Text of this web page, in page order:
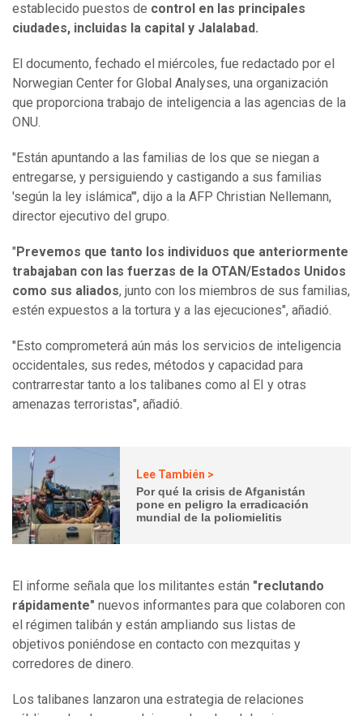
establecido puestos de control en las principales
ciudades, incluidas la capital y Jalalabad.
El documento, fechado el miércoles, fue redactado por el
Norwegian Center for Global Analyses, una organización
que proporciona trabajo de inteligencia a las agencias de la
ONU.
"Están apuntando a las familias de los que se niegan a
entregarse, y persiguiendo y castigando a sus familias
'según la ley islámica'", dijo a la AFP Christian Nellemann,
director ejecutivo del grupo.
" Prevemos que tanto los individuos que anteriormente
trabajaban con las fuerzas de la OTAN/Estados Unidos
como sus aliados, junto con los miembros de sus familias,
estén expuestos a la tortura y a las ejecuciones", añadió.
"Esto comprometerá aún más los servicios de inteligencia
occidentales, sus redes, métodos y capacidad para
contrarrestar tanto a los talibanes como al EI y otras
amenazas terroristas", añadió.
Lee También >
Por qué la crisis de Afganistán
pone en peligro la erradicación
mundial de la poliomielitis
El informe señala que los militantes están "reclutando
rápidamente" nuevos informantes para que colaboren con
el régimen talibán y están ampliando sus listas de
objetivos poniéndose en contacto con mezquitas y
corredores de dinero.
Los talibanes lanzaron una estrategia de relaciones